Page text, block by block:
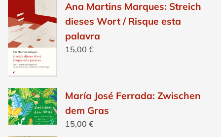
Ana Martins Marques: Streich
dieses Wort / Risque esta
palavra
15,00 €
María José Ferrada: Zwischen
dem Gras
15,00 €